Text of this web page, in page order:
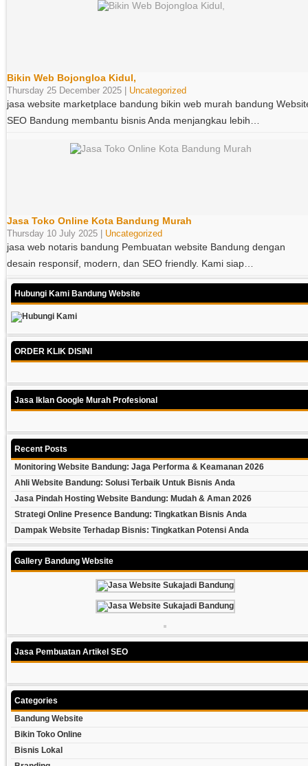
Bikin Web Bojongloa Kidul,
Thursday 25 December 2025 | Uncategorized
jasa website marketplace bandung bikin web murah bandung
SEO Bandung membantu bisnis Anda menjangkau lebih…
Jasa Toko Online Kota Bandung Murah
Thursday 10 July 2025 | Uncategorized
jasa web notaris bandung Pembuatan website Bandung dengan
desain responsif, modern, dan SEO friendly. Kami siap…
Hubungi Kami Bandung Website
ORDER KLIK DISINI
Jasa Iklan Google Murah Profesional
Recent Posts
Monitoring Website Bandung: Jaga Performa & Keamanan 2026
Ahli Website Bandung: Solusi Terbaik Untuk Bisnis Anda
Jasa Pindah Hosting Website Bandung: Mudah & Aman 2026
Strategi Online Presence Bandung: Tingkatkan Bisnis Anda
Dampak Website Terhadap Bisnis: Tingkatkan Potensi Anda
Gallery Bandung Website
Jasa Pembuatan Artikel SEO
Categories
Bandung Website
Bikin Toko Online
Bisnis Lokal